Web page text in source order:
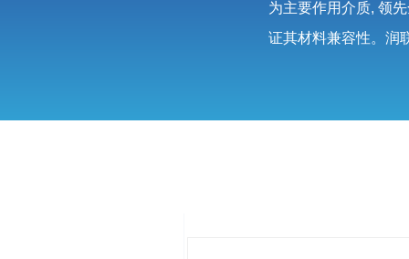
为主要作用介质, 领
证其材料兼容性。润